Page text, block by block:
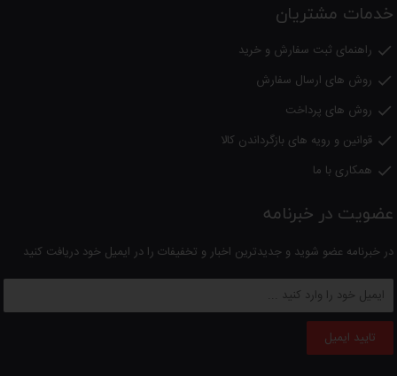
انجام دهید
خدمات مشتریان
 راهنمای ثبت سفارش و خرید
 روش های ارسال سفارش
 روش های پرداخت
 قوانین و رویه های بازگرداندن کالا
 همکاری با ما
عضویت در خبرنامه
در خبرنامه عضو شوید و جدیدترین اخبار و تخفیفات را در ایمیل خود دریافت کنید
تایید ایمیل